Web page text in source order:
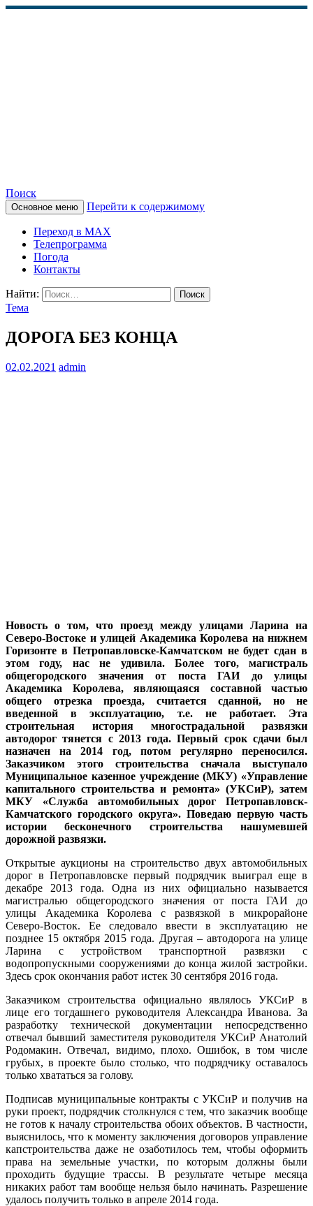
КАМЧАТСКОЕ
ИНФОРМАЦИОННОЕ
АГЕНТСТВО (КИА
«ВЕСТИ»)
Поиск
Основное меню Перейти к содержимому
Переход в MAX
Телепрограмма
Погода
Контакты
Найти:
Тема
ДОРОГА БЕЗ КОНЦА
02.02.2021 admin
Новость о том, что проезд между улицами Ларина на
Северо-Востоке и улицей Академика Королева на нижнем
Горизонте в Петропавловске-Камчатском не будет сдан в
этом году, нас не удивила. Более того, магистраль
общегородского значения от поста ГАИ до улицы
Академика Королева, являющаяся составной частью
общего отрезка проезда, считается сданной, но не
введенной в эксплуатацию, т.е. не работает. Эта
строительная история многострадальной развязки
автодорог тянется с 2013 года. Первый срок сдачи был
назначен на 2014 год, потом регулярно переносился.
Заказчиком этого строительства сначала выступало
Муниципальное казенное учреждение (МКУ) «Управление
капитального строительства и ремонта» (УКСиР), затем
МКУ «Служба автомобильных дорог Петропавловск-
Камчатского городского округа». Поведаю первую часть
истории бесконечного строительства нашумевшей
дорожной развязки.
Открытые аукционы на строительство двух автомобильных
дорог в Петропавловске первый подрядчик выиграл еще в
декабре 2013 года. Одна из них официально называется
магистралью общегородского значения от поста ГАИ до
улицы Академика Королева с развязкой в микрорайоне
Северо-Восток. Ее следовало ввести в эксплуатацию не
позднее 15 октября 2015 года. Другая – автодорога на улице
Ларина с устройством транспортной развязки с
водопропускными сооружениями до конца жилой застройки.
Здесь срок окончания работ истек 30 сентября 2016 года.
Заказчиком строительства официально являлось УКСиР в
лице его тогдашнего руководителя Александра Иванова. За
разработку технической документации непосредственно
отвечал бывший заместителя руководителя УКСиР Анатолий
Родомакин. Отвечал, видимо, плохо. Ошибок, в том числе
грубых, в проекте было столько, что подрядчику оставалось
только хвататься за голову.
Подписав муниципальные контракты с УКСиР и получив на
руки проект, подрядчик столкнулся с тем, что заказчик вообще
не готов к началу строительства обоих объектов. В частности,
выяснилось, что к моменту заключения договоров управление
капстроительства даже не озаботилось тем, чтобы оформить
права на земельные участки, по которым должны были
проходить будущие трассы. В результате четыре месяца
никаких работ там вообще нельзя было начинать. Разрешение
удалось получить только в апреле 2014 года.